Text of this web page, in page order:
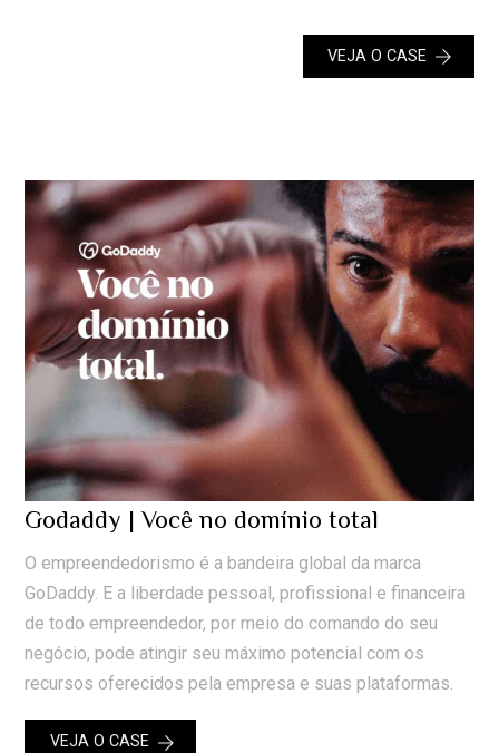
VEJA O CASE
Godaddy | Você no domínio total
O empreendedorismo é a bandeira global da marca
GoDaddy. E a liberdade pessoal, profissional e financeira
de todo empreendedor, por meio do comando do seu
negócio, pode atingir seu máximo potencial com os
recursos oferecidos pela empresa e suas plataformas.
VEJA O CASE